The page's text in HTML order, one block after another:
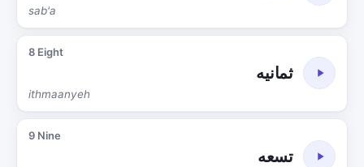
sab'a
8 Eight
ثمانيه
ithmaanyeh
9 Nine
تسعه